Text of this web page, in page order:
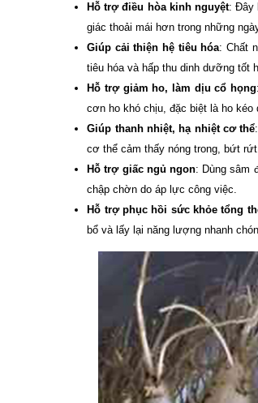
Hỗ trợ điều hòa kinh nguyệt: Đây
giác thoải mái hơn trong những ngày
Giúp cải thiện hệ tiêu hóa: Chất
tiêu hóa và hấp thu dinh dưỡng tốt
Hỗ trợ giảm ho, làm dịu cổ họng
cơn ho khó chịu, đặc biệt là ho kéo
Giúp thanh nhiệt, hạ nhiệt cơ thể
cơ thể cảm thấy nóng trong, bứt
Hỗ trợ giấc ngủ ngon: Dùng sâm
chập chờn do áp lực công việc.
Hỗ trợ phục hồi sức khỏe tổng
bổ và lấy lại năng lượng nhanh